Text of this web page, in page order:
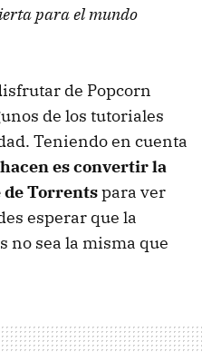
para el mundo
de Popcorn
de los tutoriales
Teniendo en cuenta
es convertir la
Torrentspara ver
esperar que la
no sea la misma que